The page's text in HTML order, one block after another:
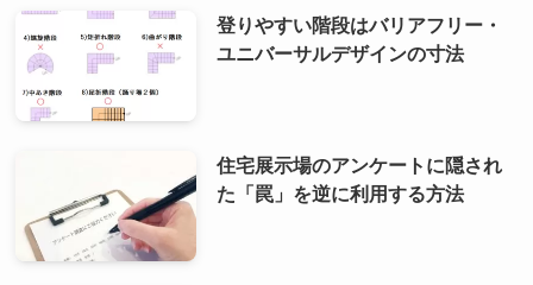
登りやすい階段はバリアフリー・
ユニバーサルデザインの寸法
住宅展示場のアンケートに隠され
た「罠」を逆に利用する方法